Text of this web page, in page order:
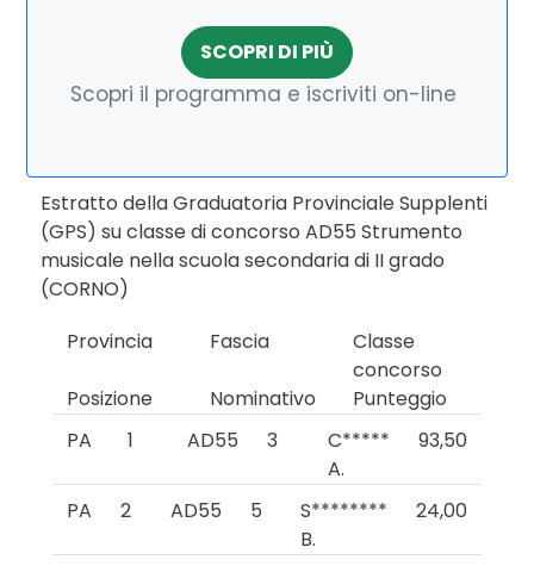
SCOPRI DI PIÙ
Scopri il programma e iscriviti on-line
Estratto della Graduatoria Provinciale Supplenti
(GPS) su classe di concorso AD55 Strumento
musicale nella scuola secondaria di II grado
(CORNO)
Provincia
Fascia
Classe
concorso
Posizione
Nominativo
Punteggio
PA
1 AD55 3
C*****
A.
93,50
PA 2 AD55 5
S********
B.
24,00